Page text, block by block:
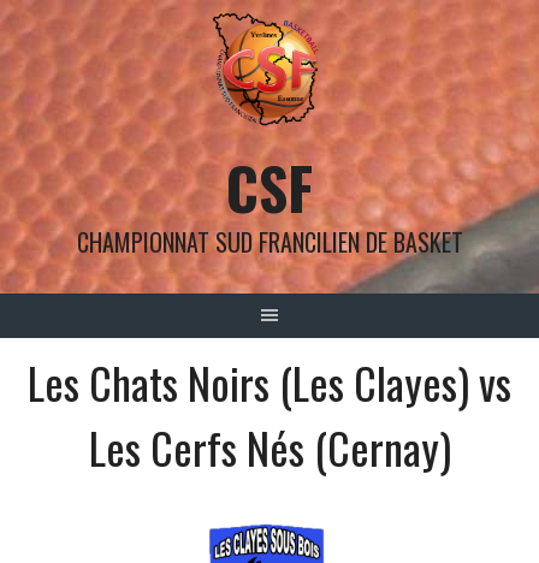
Aller
au
CSF
CHAMPIONNAT SUD FRANCILIEN DE BASKET
Les Chats Noirs (Les Clayes) vs
Les Cerfs Nés (Cernay)